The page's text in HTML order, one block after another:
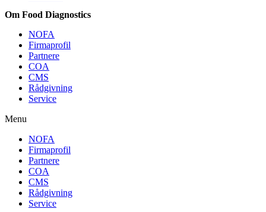
Om Food Diagnostics
NOFA
Firmaprofil
Partnere
COA
CMS
Rådgivning
Service
Menu
NOFA
Firmaprofil
Partnere
COA
CMS
Rådgivning
Service